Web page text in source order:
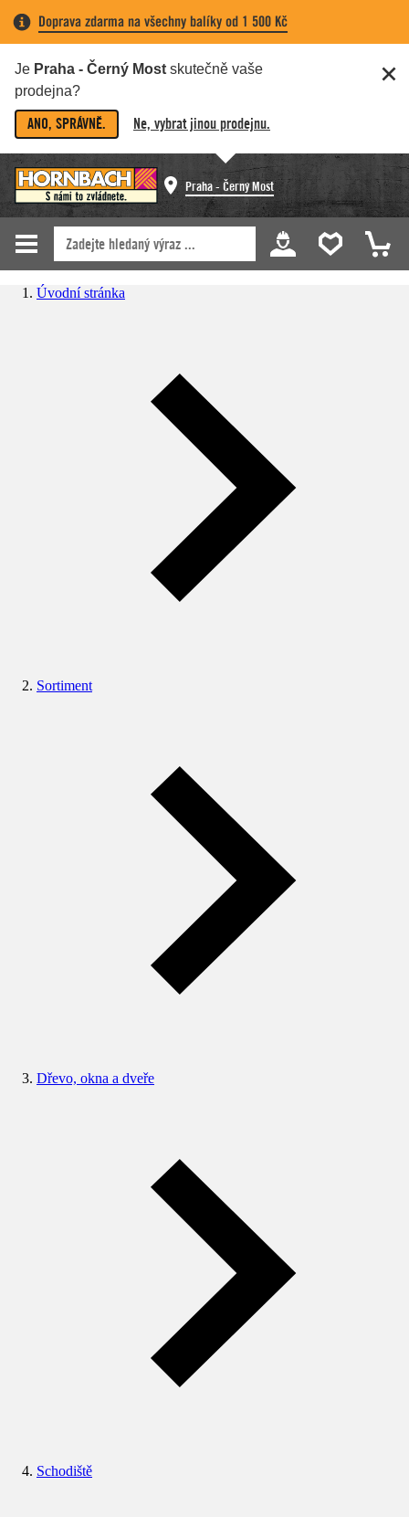
Doprava zdarma na všechny balíky od 1 500 Kč
Je Praha - Černý Most skutečně vaše
prodejna?
ANO, SPRÁVNĚ. Ne, vybrat jinou prodejnu.
Praha - Černý Most
Úvodní stránka
Sortiment
Dřevo, okna a dveře
Schodiště